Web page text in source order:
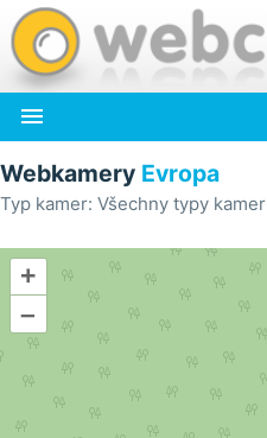

Webkamery Evropa
Typ kamer: Všechny typy kamer
+
–